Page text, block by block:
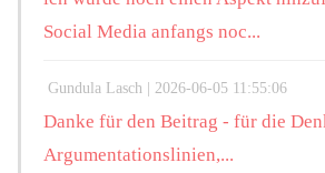
Social Media anfangs noc...
Gundula Lasch | 2026-06-05 11:55:06
Danke für den Beitrag - für die
Argumentationslinien,...